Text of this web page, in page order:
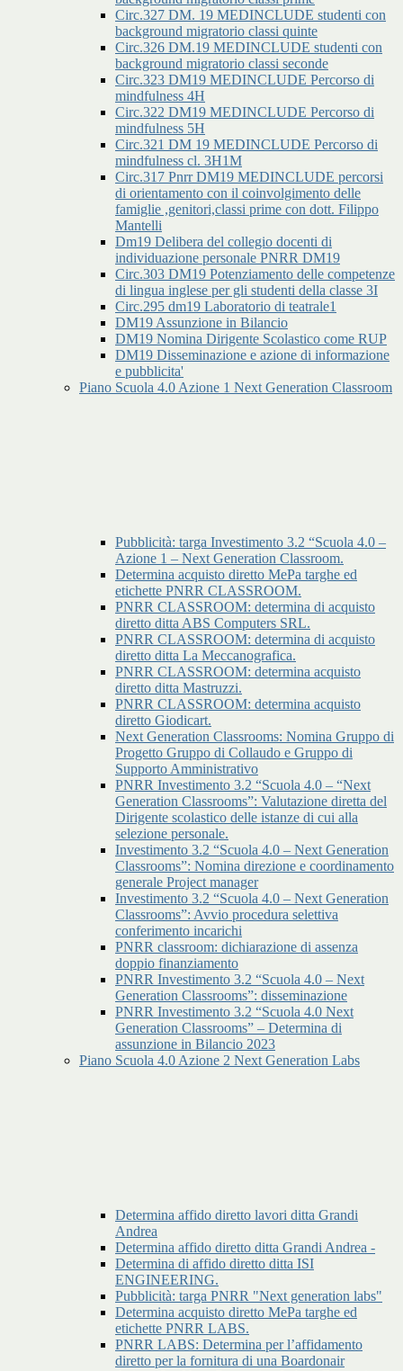
Circ.327 DM. 19 MEDINCLUDE studenti con
background migratorio classi quinte
Circ.326 DM.19 MEDINCLUDE studenti con
background migratorio classi seconde
Circ.323 DM19 MEDINCLUDE Percorso di
mindfulness 4H
Circ.322 DM19 MEDINCLUDE Percorso di
mindfulness 5H
Circ.321 DM 19 MEDINCLUDE Percorso di
mindfulness cl. 3H1M
Circ.317 Pnrr DM19 MEDINCLUDE percorsi
di orientamento con il coinvolgimento delle
famiglie ,genitori,classi prime con dott. Filippo
Mantelli
Dm19 Delibera del collegio docenti di
individuazione personale PNRR DM19
Circ.303 DM19 Potenziamento delle competenze
di lingua inglese per gli studenti della classe 3I
Circ.295 dm19 Laboratorio di teatrale1
DM19 Assunzione in Bilancio
DM19 Nomina Dirigente Scolastico come RUP
DM19 Disseminazione e azione di informazione
e pubblicita'
Piano Scuola 4.0 Azione 1 Next Generation Classroom
Pubblicità: targa Investimento 3.2 “Scuola 4.0 –
Azione 1 – Next Generation Classroom.
Determina acquisto diretto MePa targhe ed
etichette PNRR CLASSROOM.
PNRR CLASSROOM: determina di acquisto
diretto ditta ABS Computers SRL.
PNRR CLASSROOM: determina di acquisto
diretto ditta La Meccanografica.
PNRR CLASSROOM: determina acquisto
diretto ditta Mastruzzi.
PNRR CLASSROOM: determina acquisto
diretto Giodicart.
Next Generation Classrooms: Nomina Gruppo di
Progetto Gruppo di Collaudo e Gruppo di
Supporto Amministrativo
PNRR Investimento 3.2 “Scuola 4.0 – “Next
Generation Classrooms”: Valutazione diretta del
Dirigente scolastico delle istanze di cui alla
selezione personale.
Investimento 3.2 “Scuola 4.0 – Next Generation
Classrooms”: Nomina direzione e coordinamento
generale Project manager
Investimento 3.2 “Scuola 4.0 – Next Generation
Classrooms”: Avvio procedura selettiva
conferimento incarichi
PNRR classroom: dichiarazione di assenza
doppio finanziamento
PNRR Investimento 3.2 “Scuola 4.0 – Next
Generation Classrooms”: disseminazione
PNRR Investimento 3.2 “Scuola 4.0 Next
Generation Classrooms” – Determina di
assunzione in Bilancio 2023
Piano Scuola 4.0 Azione 2 Next Generation Labs
Determina affido diretto lavori ditta Grandi
Andrea
Determina affido diretto ditta Grandi Andrea -
Determina di affido diretto ditta ISI
ENGINEERING.
Pubblicità: targa PNRR "Next generation labs"
Determina acquisto diretto MePa targhe ed
etichette PNRR LABS.
PNRR LABS: Determina per l’affidamento
diretto per la fornitura di una Boardonair